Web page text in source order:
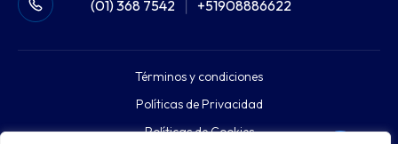
(01) 368 7542 +51908886622
Términos y condiciones
Políticas de Privacidad
Políticas de Cookies